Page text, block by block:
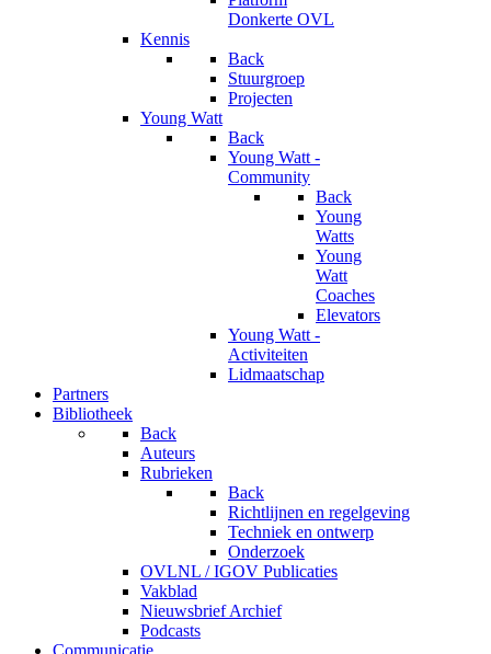
Donkerte OVL
Kennis
Back
Stuurgroep
Projecten
Young Watt
Back
Young Watt -
Community
Back
Young
Watts
Young
Watt
Coaches
Elevators
Young Watt -
Activiteiten
Lidmaatschap
Partners
Bibliotheek
Back
Auteurs
Rubrieken
Back
Richtlijnen en regelgeving
Techniek en ontwerp
Onderzoek
OVLNL / IGOV Publicaties
Vakblad
Nieuwsbrief Archief
Podcasts
Communicatie